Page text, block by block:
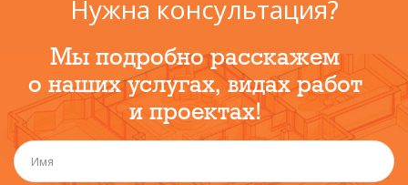
Нужна консультация?
Мы подробно расскажем
о наших услугах, видах работ
и проектах!